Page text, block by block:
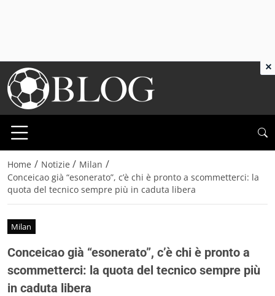
Home / Notizie / Milan /
Conceicao già “esonerato”, c’è chi è pronto a scommetterci: la
quota del tecnico sempre più in caduta libera
Milan
Conceicao già “esonerato”, c’è chi è pronto a
scommetterci: la quota del tecnico sempre più
in caduta libera
×